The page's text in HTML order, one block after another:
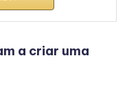
a criar uma